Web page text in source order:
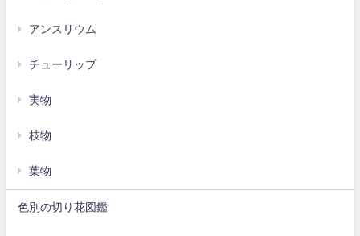
アンスリウム
チューリップ
実物
枝物
葉物
色別の切り花図鑑